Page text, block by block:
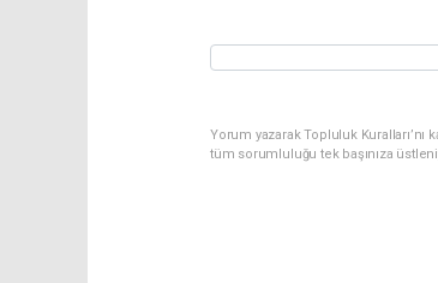
Yorum yazarak Topluluk
tüm sorumluluğu tek başınıza